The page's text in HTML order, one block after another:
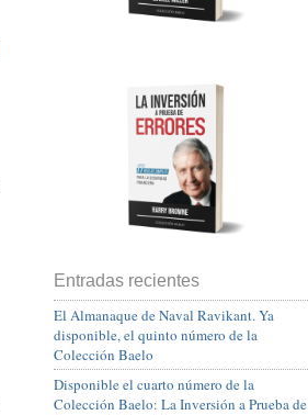
Entradas recientes
El Almanaque de Naval Ravikant. Ya
disponible, el quinto número de la
Colección Baelo
Disponible el cuarto número de la
Colección Baelo: La Inversión a Prueba de